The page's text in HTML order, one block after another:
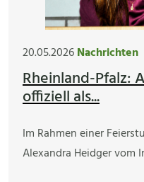
20.05.2026Nachrichten
Rheinland-Pfalz:
offiziell als...
Im Rahmen einer
Alexandra Heidger vom